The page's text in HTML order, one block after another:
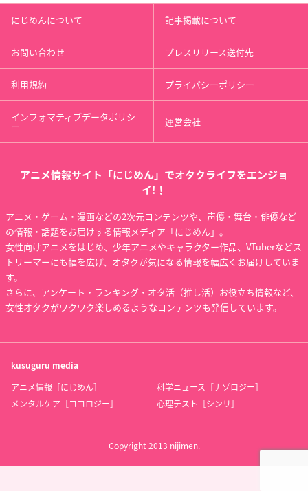
にじめんについて 記事掲載について
お問い合わせ プレスリリース送付先
利用規約 プライバシーポリシー
インフォマティブデータポリシ
ー 運営会社
アニメ情報サイト「にじめん」でオタクライフをエンジョ
イ!！
アニメ・ゲーム・漫画などの2次元コンテンツや、声優・舞台・俳優など
の情報・話題をお届けする情報メディア「にじめん」。
女性向けアニメをはじめ、少年アニメやキャラクター作品、VTuberなどス
トリーマーにも幅を広げ、オタクが気になる情報を幅広くお届けしていま
す。
さらに、アンケート・ランキング・オタ活（推し活）お役立ち情報など、
女性オタクがワクワク楽しめるようなコンテンツも発信しています。
kusuguru media
アニメ情報［にじめん］
科学ニュース［ナゾロジー］
メンタルケア［ココロジー］
心理テスト［シンリ］
Copyright 2013 nijimen.